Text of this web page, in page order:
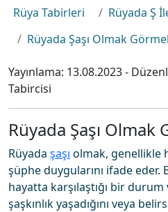
Rüya Tabirleri
Rüyada Ş
Rüyada Şaşı Olmak
Yayınlama: 13.08.2023-
Tabircisi
Rüyada Şaşı Olmak
Rüyada şaşı olmak, genellikle
şüphe duygularını ifade
hayatta karşılaştığı bir durum
şaşkınlık yaşadığını veya